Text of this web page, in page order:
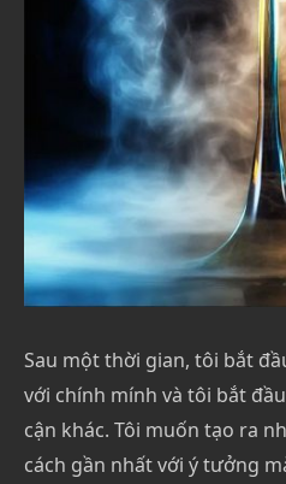
Sau một thời gian, tôi bắt
với chính mính và tôi bắt
cận khác. Tôi muốn tạo ra
cách gần nhất với ý tưởng